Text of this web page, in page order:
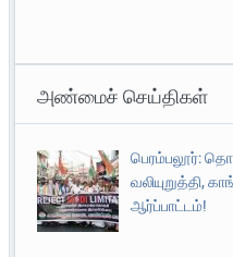
அண்மைச் செய்திகள்
பெரம்பலூர்:
வலியுறுத்தி,
ஆர்ப்பாட்டம்!